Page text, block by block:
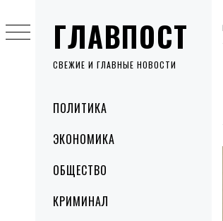
ГЛАВПОСТ
СВЕЖИЕ И ГЛАВНЫЕ НОВОСТИ
MenuПОЛИТИКА
ЭКОНОМИКА
ОБЩЕСТВО
КРИМИНАЛ
to
content